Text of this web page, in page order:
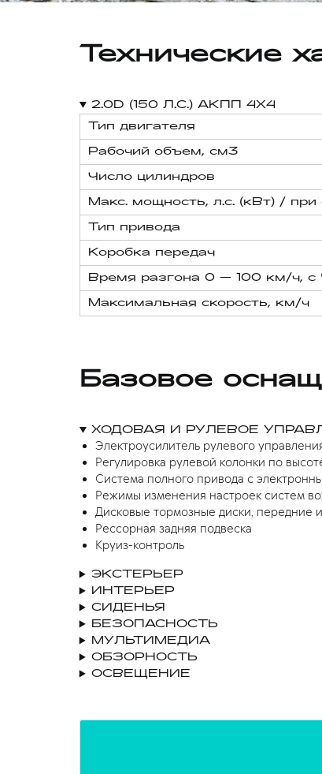
Технические
2.0D (150 Л.С.) АКПП 4Х4
Тип двигателя
Рабочий объем, см3
Число цилиндров
Макс. мощность, л.с. (кВт) / при
Тип привода
Коробка передач
Время разгона 0 — 100 км/ч, с
Максимальная скорость, км/ч
Базовое
ХОДОВАЯ И РУЛЕВОЕ
Электроусилитель рулевого
Регулировка рулевой колонки по
Система полного привода с
Режимы изменения настроек систем
Дисковые тормозные диски, передние
Рессорная задняя подвеска
Круиз-контроль
ЭКСТЕРЬЕР
ИНТЕРЬЕР
СИДЕНЬЯ
БЕЗОПАСНОСТЬ
МУЛЬТИМЕДИА
ОБЗОРНОСТЬ
ОСВЕЩЕНИЕ